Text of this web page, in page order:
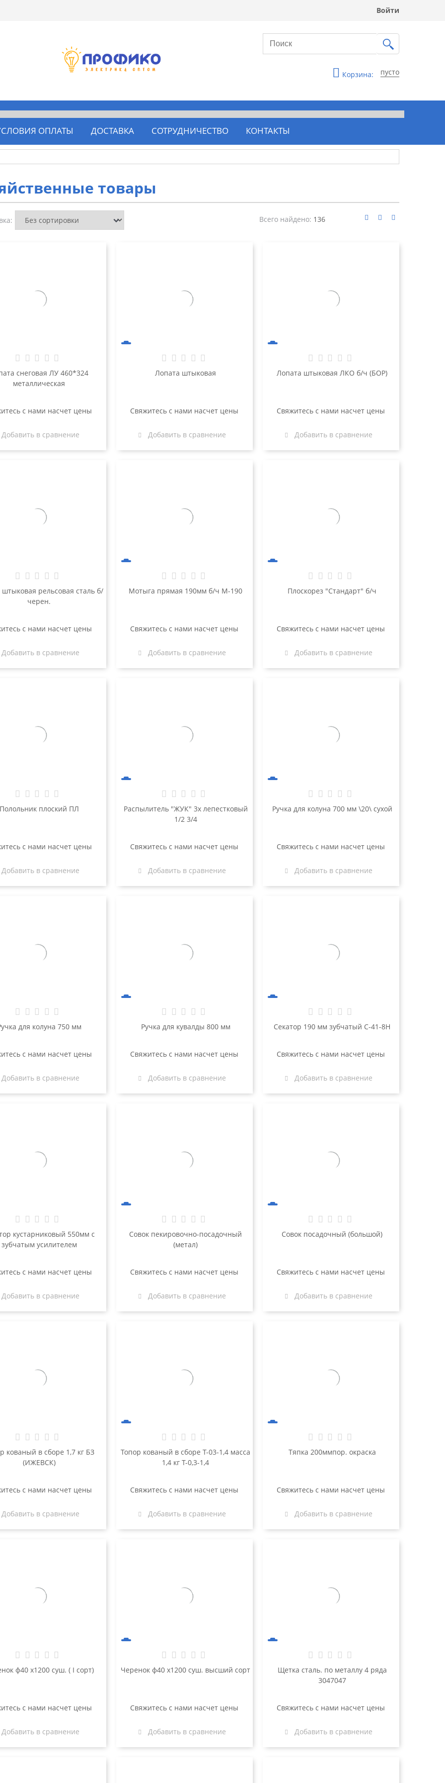
Войти
Корзина: пусто
ОПЛАТЫ ДОСТАВКА СОТРУДНИЧЕСТВО КОНТАКТЫ
товары
Всего найдено: 136
снеговая ЛУ 460*324
металлическая
с нами насчет цены
Добавить в сравнение
Лопата штыковая
Свяжитесь с нами насчет цены
Добавить в сравнение
Лопата штыковая ЛКО б/ч (БОР)
Свяжитесь с нами насчет цены
Добавить в сравнение
рельсовая сталь б/
черен.
с нами насчет цены
Добавить в сравнение
Мотыга прямая 190мм б/ч М-190
Свяжитесь с нами насчет цены
Добавить в сравнение
Плоскорез "Стандарт" б/ч
Свяжитесь с нами насчет цены
Добавить в сравнение
плоский ПЛ
с нами насчет цены
Добавить в сравнение
Распылитель "ЖУК" 3х лепестковый
1/2 3/4
Свяжитесь с нами насчет цены
Добавить в сравнение
Ручка для колуна 700 мм \20\ сухой
Свяжитесь с нами насчет цены
Добавить в сравнение
для колуна 750 мм
с нами насчет цены
Добавить в сравнение
Ручка для кувалды 800 мм
Свяжитесь с нами насчет цены
Добавить в сравнение
Секатор 190 мм зубчатый С-41-8Н
Свяжитесь с нами насчет цены
Добавить в сравнение
кустарниковый 550мм с
зубчатым усилителем
с нами насчет цены
Добавить в сравнение
Совок пекировочно-посадочный
(метал)
Свяжитесь с нами насчет цены
Добавить в сравнение
Совок посадочный (большой)
Свяжитесь с нами насчет цены
Добавить в сравнение
в сборе 1,7 кг БЗ
(ИЖЕВСК)
с нами насчет цены
Добавить в сравнение
Топор кованый в сборе Т-03-1,4 масса
1,4 кг Т-0,3-1,4
Свяжитесь с нами насчет цены
Добавить в сравнение
Тяпка 200ммпор. окраска
Свяжитесь с нами насчет цены
Добавить в сравнение
ф40 х1200 суш. ( I сорт)
с нами насчет цены
Добавить в сравнение
Черенок ф40 х1200 суш. высший сорт
Свяжитесь с нами насчет цены
Добавить в сравнение
Щетка сталь. по металлу 4 ряда
3047047
Свяжитесь с нами насчет цены
Добавить в сравнение